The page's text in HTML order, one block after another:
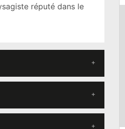
réputé dans le